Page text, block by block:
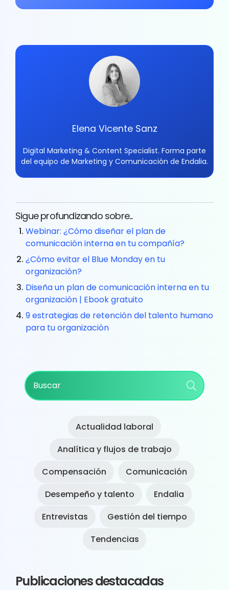
Elena Vicente Sanz
Digital Marketing & Content Specialist. Forma parte
del equipo de Marketing y Comunicación de Endalia.
Sigue profundizando sobre...
Webinar: ¿Cómo diseñar el plan de
comunicación interna en tu compañía?
¿Cómo evitar el Blue Monday en tu
organización?
Diseña un plan de comunicación interna en tu
organización | Ebook gratuito
9 estrategias de retención del talento humano
para tu organización
Primary
Sidebar
Actualidad laboral
Analítica y flujos de trabajo
Compensación
Comunicación
Desempeño y talento
Endalia
Entrevistas
Gestión del tiempo
Tendencias
Publicaciones destacadas